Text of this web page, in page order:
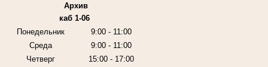
Архив
каб 1-06
Понедельник
9:00 - 11:00
Среда
9:00 - 11:00
Четверг
15:00 - 17:00